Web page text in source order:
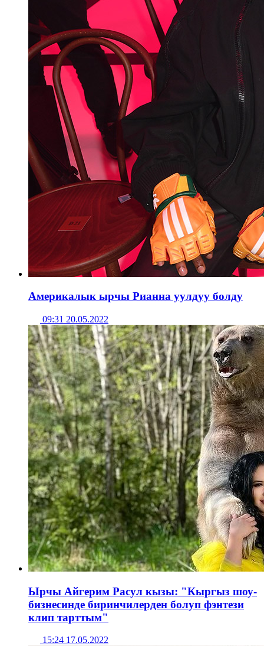
Америкалык ырчы Рианна уулдуу болду
09:31 20.05.2022
Ырчы Айгерим Расул кызы: "Кыргыз шоу-
бизнесинде биринчилерден болуп фэнтези
клип тарттым"
15:24 17.05.2022